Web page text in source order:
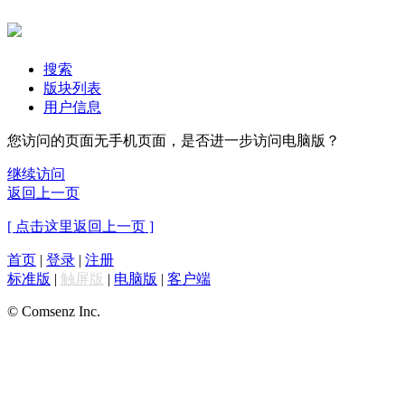
搜索
版块列表
用户信息
您访问的页面无手机页面，是否进一步访问电脑版？
继续访问
返回上一页
[ 点击这里返回上一页 ]
首页 | 登录 | 注册
标准版 | 触屏版 | 电脑版 | 客户端
© Comsenz Inc.